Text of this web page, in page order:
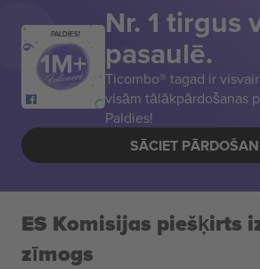
PALDIES! Nr. 1 tirgus
pasaulē.
Ticombo® tagad ir
visām tālākpārdošanas
Paldies!
SĀCIET
ES Komisijas piešķirts
zīmogs